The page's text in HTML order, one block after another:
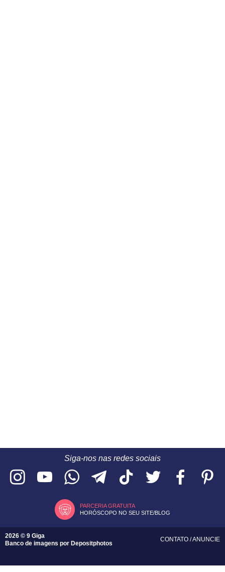
Siga-nos nas redes sociais
PARCERIA GRATUITA
HORÓSCOPO NO SEU SITE/BLOG
2026 © 9 Giga
Banco de imagens por Depositphotos
CONTATO /ANUNCIE